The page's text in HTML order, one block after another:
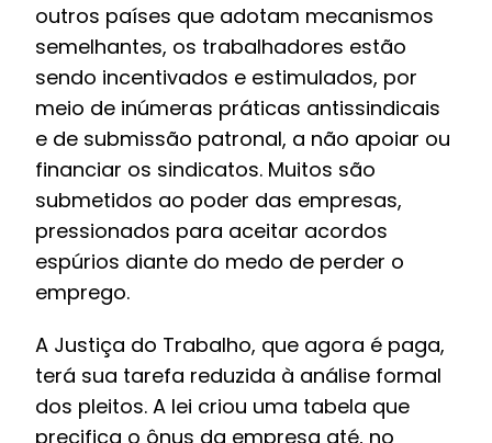
outros países que adotam mecanismos
semelhantes, os trabalhadores estão
sendo incentivados e estimulados, por
meio de inúmeras práticas antissindicais
e de submissão patronal, a não apoiar ou
financiar os sindicatos. Muitos são
submetidos ao poder das empresas,
pressionados para aceitar acordos
espúrios diante do medo de perder o
emprego.
A Justiça do Trabalho, que agora é paga,
terá sua tarefa reduzida à análise formal
dos pleitos. A lei criou uma tabela que
precifica o ônus da empresa até, no